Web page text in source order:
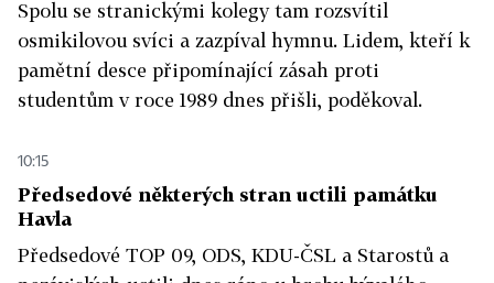
Spolu se stranickými kolegy tam rozsvítil
osmikilovou svíci a zazpíval hymnu. Lidem, kteří k
pamětní desce připomínající zásah proti
studentům v roce 1989 dnes přišli, poděkoval.
10:15
Předsedové některých stran uctili památku
Havla
Předsedové TOP 09, ODS, KDU-ČSL a Starostů a